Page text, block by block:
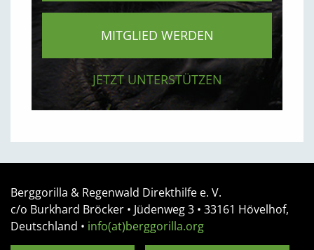
MITGLIED WERDEN
JETZT UNTERSTÜTZEN
Berggorilla & Regenwald Direkthilfe e. V.
c/o Burkhard Bröcker • Jüdenweg 3 • 33161 Hövelhof,
Deutschland • info(at)berggorilla.org